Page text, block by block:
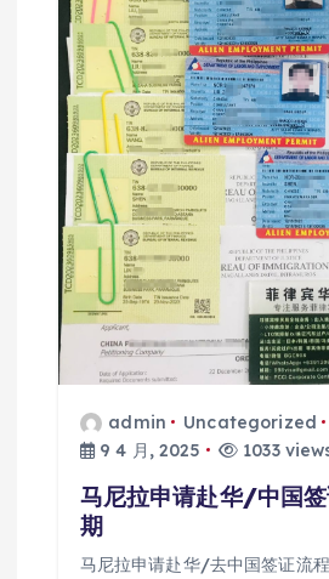
admin
Uncategorized
9 4 月, 2025
1033
马尼拉申请赴华/中国
期
马尼拉申请赴华/去中国签证流